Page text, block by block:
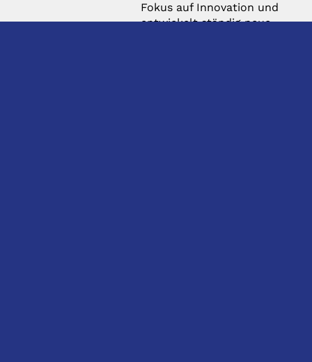
Fokus auf Innovation und
entwickelt ständig neue